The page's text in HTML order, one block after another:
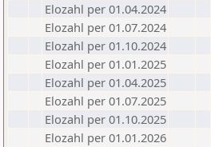
Elozahl per 01.04.2024
Elozahl per 01.07.2024
Elozahl per 01.10.2024
Elozahl per 01.01.2025
Elozahl per 01.04.2025
Elozahl per 01.07.2025
Elozahl per 01.10.2025
Elozahl per 01.01.2026